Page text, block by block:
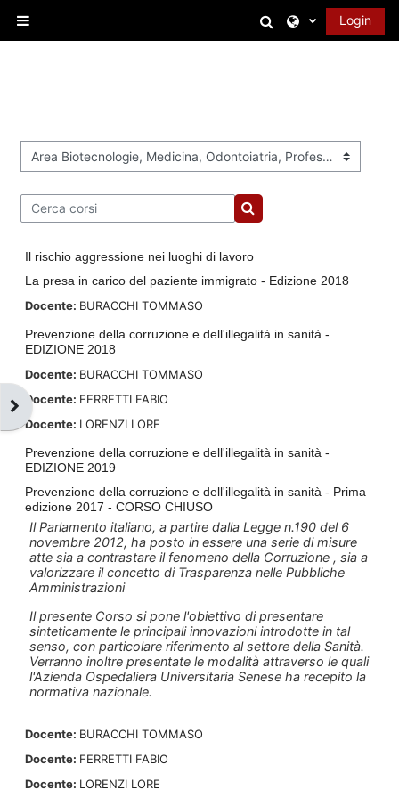
Attiva/disattiva
Login
Apri il cassetto del blocco
Categorie di corso
Cerca corsi
Cerca corsi
Il rischio aggressione nei luoghi di lavoro
La presa in carico del paziente immigrato - Edizione 2018
Docente: BURACCHI TOMMASO
Prevenzione della corruzione e dell'illegalità in sanità -
EDIZIONE 2018
Docente: BURACCHI TOMMASO
Docente: FERRETTI FABIO
Docente: LORENZI LORE
Prevenzione della corruzione e dell'illegalità in sanità -
EDIZIONE 2019
Prevenzione della corruzione e dell'illegalità in sanità - Prima
edizione 2017 - CORSO CHIUSO
Il Parlamento italiano, a partire dalla Legge n.190 del 6
novembre 2012, ha posto in essere una serie di misure
atte sia a contrastare il fenomeno della Corruzione , sia a
valorizzare il concetto di Trasparenza nelle Pubbliche
Amministrazioni
Il presente Corso si pone l'obiettivo di presentare
sinteticamente le principali innovazioni introdotte in tal
senso, con particolare riferimento al settore della Sanità.
Verranno inoltre presentate le modalità attraverso le quali
l'Azienda Ospedaliera Universitaria Senese ha recepito la
normativa nazionale.
Docente: BURACCHI TOMMASO
Docente: FERRETTI FABIO
Docente: LORENZI LORE